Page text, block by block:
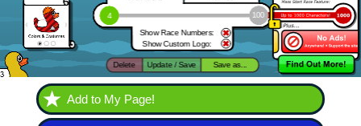
Add to My Page!